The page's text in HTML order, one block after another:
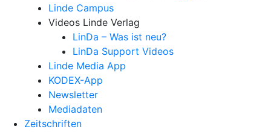
Linde Campus
Videos Linde Verlag
LinDa – Was ist neu?
LinDa Support Videos
Linde Media App
KODEX-App
Newsletter
Mediadaten
Zeitschriften